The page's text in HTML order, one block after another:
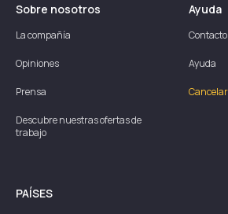
Sobre nosotros
La compañía
Opiniones
Prensa
Descubre nuestras ofertas de
trabajo
Ayuda
Contacto
Ayuda
PAÍSES